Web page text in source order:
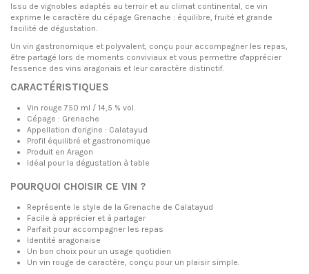
Issu de vignobles adaptés au terroir et au climat continental, ce vin
exprime le caractère du cépage Grenache : équilibre, fruité et grande
facilité de dégustation.
Un vin gastronomique et polyvalent, conçu pour accompagner les repas,
être partagé lors de moments conviviaux et vous permettre d'apprécier
l'essence des vins aragonais et leur caractère distinctif.
CARACTÉRISTIQUES
Vin rouge 750 ml / 14,5 % vol.
Cépage : Grenache
Appellation d'origine : Calatayud
Profil équilibré et gastronomique
Produit en Aragon
Idéal pour la dégustation à table
POURQUOI CHOISIR CE VIN ?
Représente le style de la Grenache de Calatayud
Facile à apprécier et à partager
Parfait pour accompagner les repas
Identité aragonaise
Un bon choix pour un usage quotidien
Un vin rouge de caractère, conçu pour un plaisir simple.